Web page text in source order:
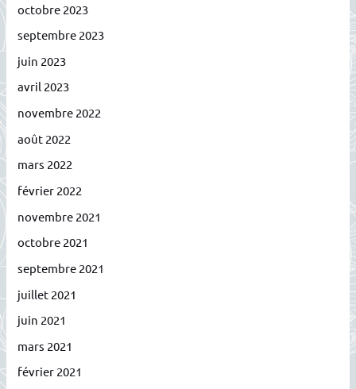
octobre 2023
septembre 2023
juin 2023
avril 2023
novembre 2022
août 2022
mars 2022
février 2022
novembre 2021
octobre 2021
septembre 2021
juillet 2021
juin 2021
mars 2021
février 2021